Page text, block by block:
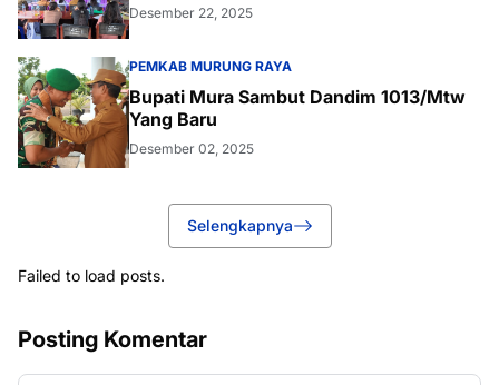
Desember 22, 2025
PEMKAB MURUNG RAYA
Bupati Mura Sambut Dandim 1013/Mtw
Yang Baru
Desember 02, 2025
Selengkapnya
Failed to load posts.
Posting Komentar